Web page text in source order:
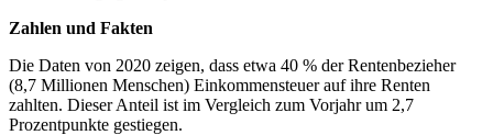
Zahlen und Fakten
Die Daten von 2020 zeigen, dass etwa 40 % der Rentenbezieher
(8,7 Millionen Menschen) Einkommensteuer auf ihre Renten
zahlten. Dieser Anteil ist im Vergleich zum Vorjahr um 2,7
Prozentpunkte gestiegen.